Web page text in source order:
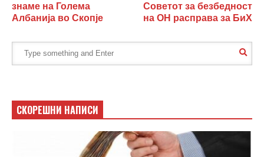
знаме на Голема
Албанија во Скопје
Советот за безбедност
на ОН расправа за БиХ
СКОРЕШНИ НАПИСИ